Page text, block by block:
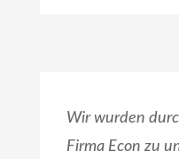
Wir wurden
Firma Econ zu